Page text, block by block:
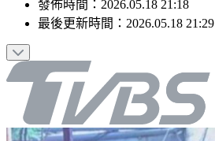
發佈時間： 2026.05.18 21:18
最後更新時間： 2026.05.18 21:29